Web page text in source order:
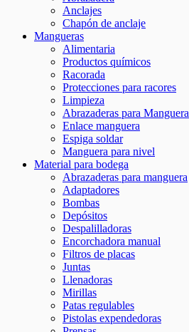
Anclajes
Chapón de anclaje
Mangueras
Alimentaria
Productos químicos
Racorada
Protecciones para racores
Limpieza
Abrazaderas para Manguera
Enlace manguera
Espiga soldar
Manguera para nivel
Material para bodega
Abrazaderas para manguera
Adaptadores
Bombas
Depósitos
Despalilladoras
Encorchadora manual
Filtros de placas
Juntas
Llenadoras
Mirillas
Patas regulables
Pistolas expendedoras